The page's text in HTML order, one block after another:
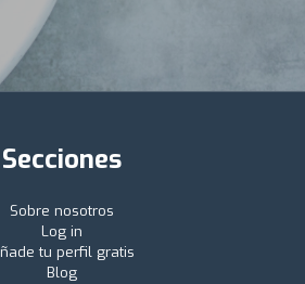
Secciones
Sobre nosotros
Log in
tu perfil gratis
Blog